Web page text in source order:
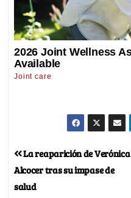
La reaparición de Verónica
Alcocer tras su impase de
salud